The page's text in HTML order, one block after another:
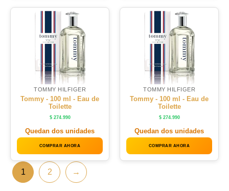
TOMMY HILFIGER
Tommy - 100 ml - Eau de
Toilette
$274.990
Quedan dos unidades
COMPRAR AHORA
TOMMY HILFIGER
Tommy - 100 ml - Eau de
Toilette
$274.990
Quedan dos unidades
COMPRAR AHORA
1 2 →